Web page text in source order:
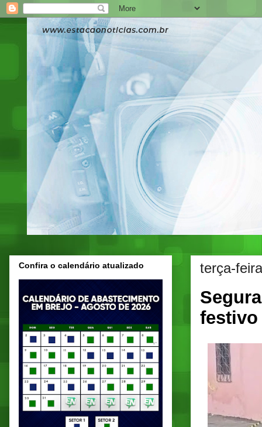
terça-
festivo
Confira o calendário atualizado